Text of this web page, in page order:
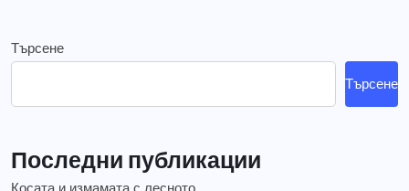
Търсене
Търсене
Последни публикации